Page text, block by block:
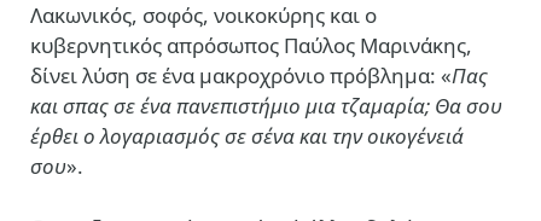
Λακωνικός, σοφός, νοικοκύρης και ο
κυβερνητικός απρόσωπος Παύλος Μαρινάκης,
δίνει λύση σε ένα μακροχρόνιο πρόβλημα: «Πας
και σπας σε ένα πανεπιστήμιο μια τζαμαρία; Θα σου
έρθει ο λογαριασμός σε σένα και την οικογένειά
σου».